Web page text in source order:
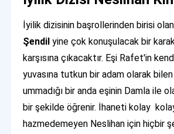
İyilik dizisinin başrollerinden birisi olan
Şendilyine çok konuşulacak bir
karşısına çıkacaktır. Eşi Rafet'in
yuvasına tutkun bir adam olarak
ummadığı bir anda eşinin Damla ile
bir şekilde öğrenir. İhaneti kolay
hazmedemeyen Neslihan için hiçbir